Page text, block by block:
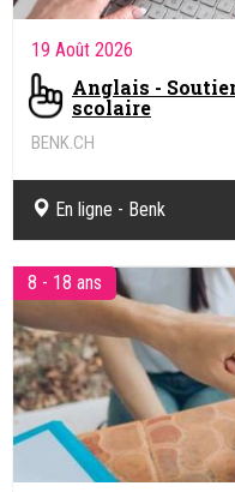
19 Août 2026
Anglais -
scolaire
BENK.CH
En ligne - Benk
8 - 18 ans